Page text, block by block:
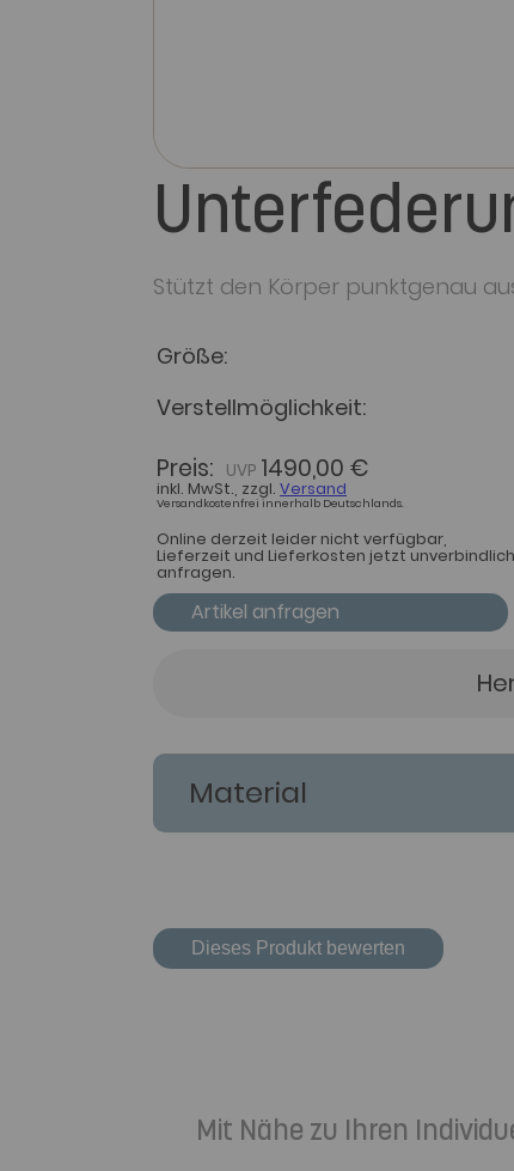
Stützt den Körper punktgenau
Größe
Verstellmöglichkeit
Preis: 1490,00 €
inkl. MwSt., zzgl. Versand
Versandkostenfrei innerhalb Deutschlands.
Online derzeit leider nicht verfügbar,
Lieferzeit und Lieferkosten jetzt unverbindlich
anfragen.
Artikel anfragen
Material
Dieses Produkt bewerten
Mit Nähe zu Ihren